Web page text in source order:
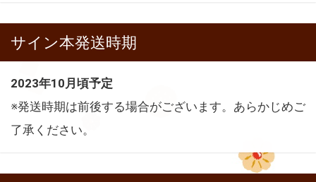
サイン本発送時期
2023年10月頃予定
※発送時期は前後する場合がございます。あらかじめご
了承ください。